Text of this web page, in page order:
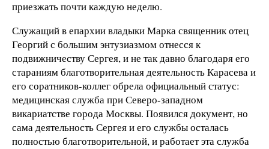
приезжать почти каждую неделю.
Служащий в епархии владыки Марка священник отец
Георгий с большим энтузиазмом отнесся к
подвижничеству Сергея, и не так давно благодаря его
стараниям благотворительная деятельность Карасева и
его соратников-коллег обрела официальный статус:
медицинская служба при Северо-западном
викариатстве города Москвы. Появился документ, но
сама деятельность Сергея и его службы осталась
полностью благотворительной, и работает эта служба